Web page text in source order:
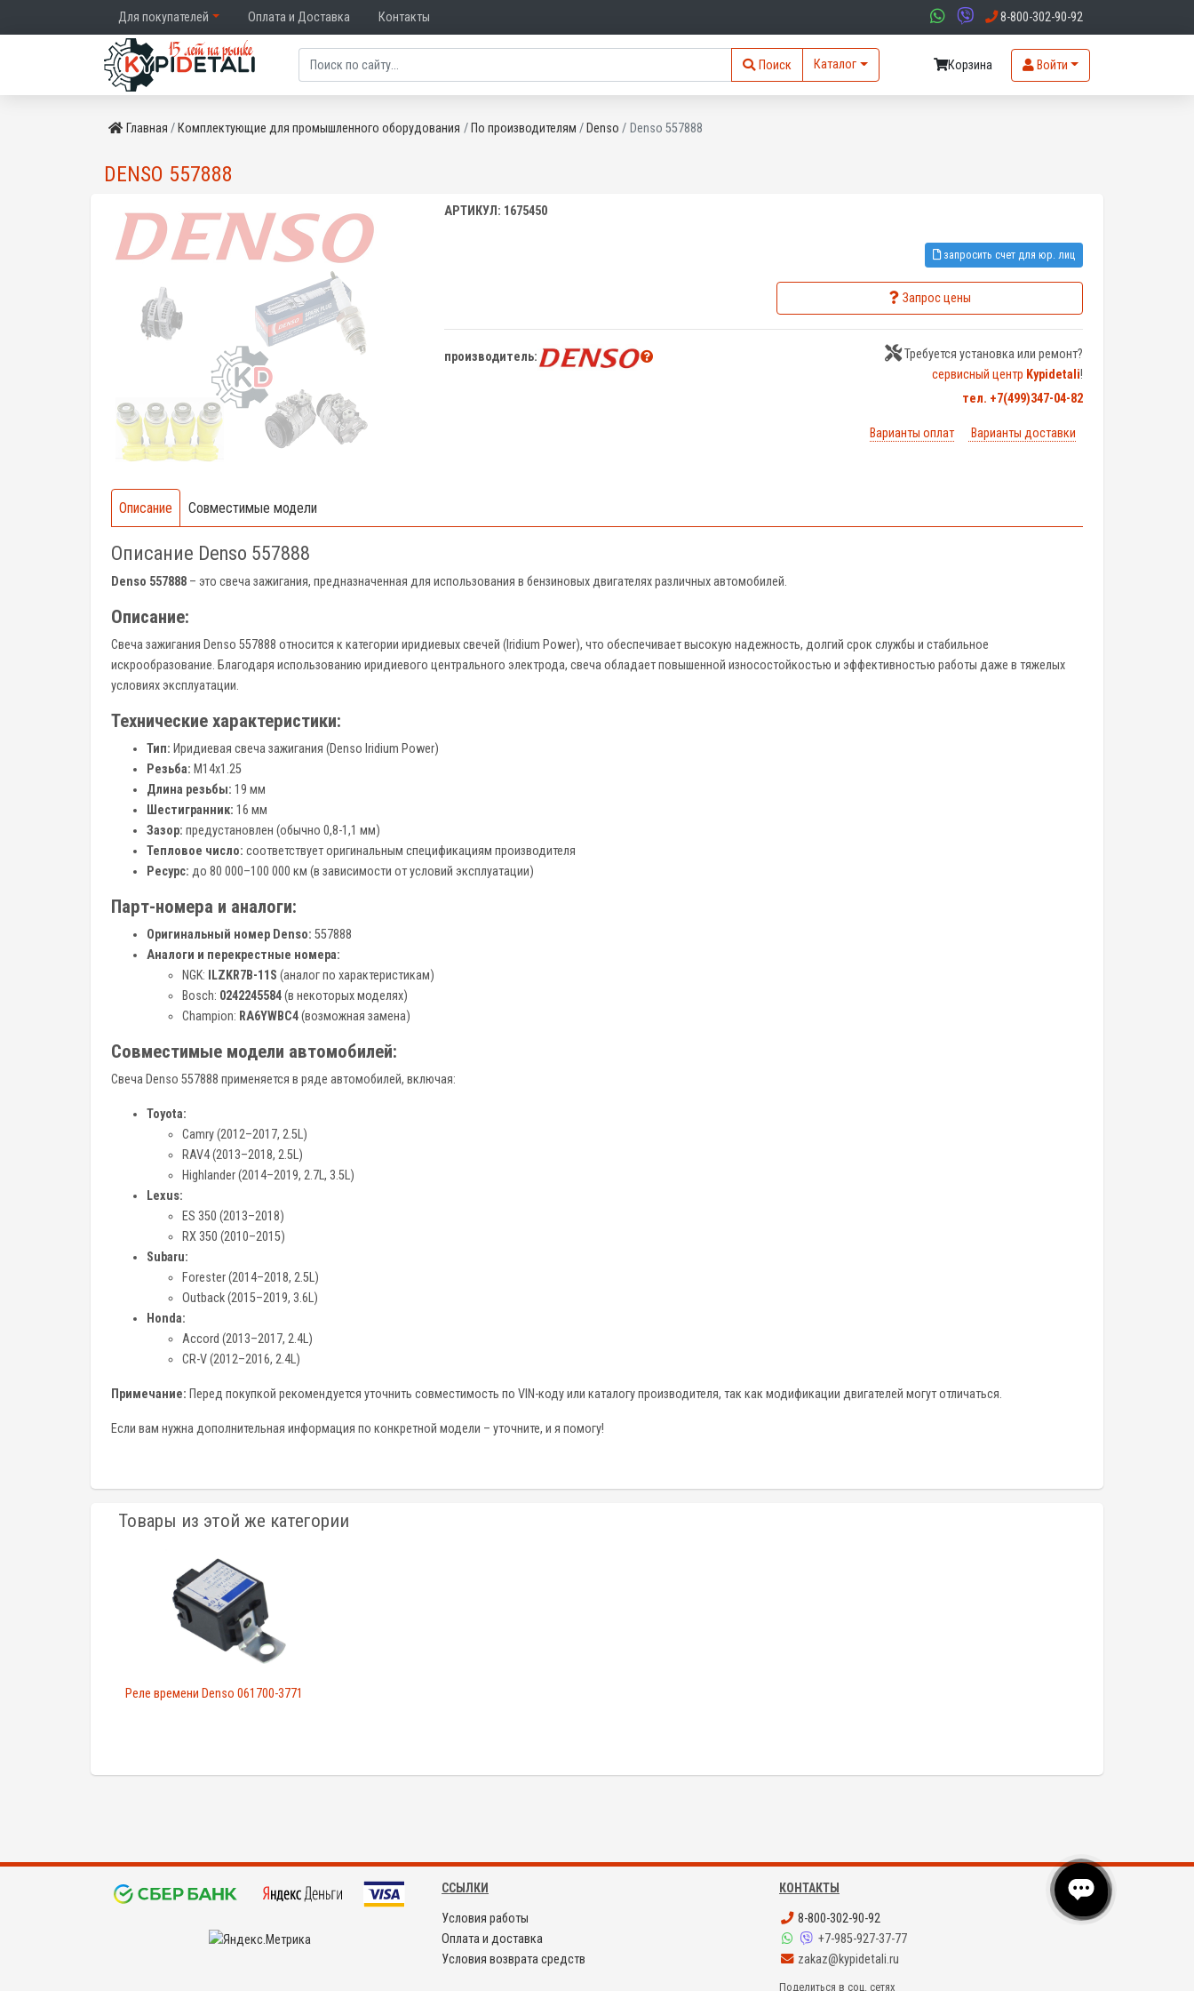
Для покупателей Оплата и Доставка Контакты 8-800-302-90-92
Поиск Каталог Корзина Войти
Главная Комплектующие для промышленного оборудования По производителям Denso Denso 557888
DENSO 557888
АРТИКУЛ: 1675450
запросить счет для юр. лиц
Запрос цены
производитель:
Требуется установка или ремонт?
сервисный центр Kypidetali!
тел. +7(499)347-04-82
Варианты оплат Варианты доставки
Описание Совместимые модели
Описание Denso 557888
Denso 557888 – это свеча зажигания, предназначенная для использования в бензиновых двигателях различных автомобилей.
Описание:
Свеча зажигания Denso 557888 относится к категории иридиевых свечей (Iridium Power), что обеспечивает высокую надежность, долгий срок службы и стабильное
искрообразование. Благодаря использованию иридиевого центрального электрода, свеча обладает повышенной износостойкостью и эффективностью работы даже в тяжелых
условиях эксплуатации.
Технические характеристики:
Тип: Иридиевая свеча зажигания (Denso Iridium Power)
Резьба: M14x1.25
Длина резьбы: 19 мм
Шестигранник: 16 мм
Зазор: предустановлен (обычно 0,8-1,1 мм)
Тепловое число: соответствует оригинальным спецификациям производителя
Ресурс: до 80 000–100 000 км (в зависимости от условий эксплуатации)
Парт-номера и аналоги:
Оригинальный номер Denso: 557888
Аналоги и перекрестные номера:
NGK:
ILZKR7B-11S (аналог по характеристикам)
Bosch: 0242245584(в некоторых моделях)
Champion: RA6YWBC4(возможная замена)
Совместимые модели автомобилей:
Свеча Denso 557888 применяется в ряде автомобилей, включая:
Toyota:
Camry (2012–2017, 2.5L)
RAV4 (2013–2018, 2.5L)
Highlander (2014–2019, 2.7L, 3.5L)
Lexus:
ES 350 (2013–2018)
RX 350 (2010–2015)
Subaru:
Forester (2014–2018, 2.5L)
Outback (2015–2019, 3.6L)
Honda:
Accord (2013–2017, 2.4L)
CR-V (2012–2016, 2.4L)
Примечание: Перед покупкой рекомендуется уточнить совместимость по VIN-коду или каталогу производителя, так как модификации двигателей могут отличаться.
Если вам нужна дополнительная информация по конкретной модели – уточните, и я помогу!
Товары из этой же категории
Реле времени Denso 061700-3771
ССЫЛКИ
Условия работы
Оплата и доставка
Условия возврата средств
КОНТАКТЫ
8-800-302-90-92
+7-985-927-37-77
zakaz@kypidetali.ru
Поделиться в соц. сетях